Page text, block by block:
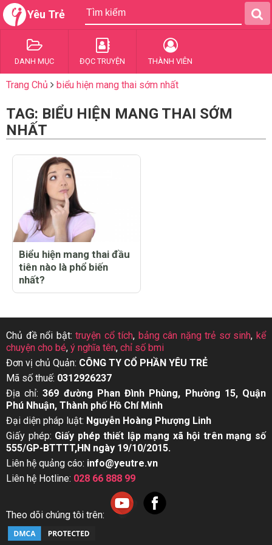
Yêu Trẻ
DANH MỤC ĐỌC TRUYỆN THÀNH VIÊN
Trang Chủ biểu hiện mang thai sớm nhất
TAG: BIỂU HIỆN MANG THAI SỚM
NHẤT
Biểu hiện mang thai đầu
tiên nào là phổ biến
nhất?
Chủ đề nổi bật:truyện cổ tích, bảng cân nặng trẻ sơ sinh,kể
chuyện cho bé, ý nghĩa tên, chỉ số bmi
Đơn vị chủ Quản: CÔNG TY CỔ PHẦN YÊU TRẺ
Mã số thuế: 0312926237
Địa chỉ:369 đường Phan Đình Phùng, Phường 15, Quận
Phú Nhuận, Thành phố Hồ Chí Minh
Đại diện pháp luật: Nguyễn Hoàng Phượng Linh
Giấy phép: Giấy phép thiết lập mạng xã hội trên mạng số
555/GP-BTTTT,HN ngày 19/10/2015.
Liên hệ quảng cáo: info@yeutre.vn
Liên hệ Hotline: 028 66 888 99
Theo dõi chúng tôi trên: